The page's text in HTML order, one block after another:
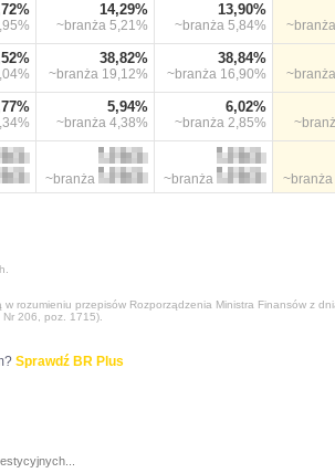
14,29%
~branża 5,21%
13,90%
~branża 5,84% ~branża
38,82%
~branża 19,12%
38,84%
~branża 16,90% ~branża
5,94%
~branża 4,38%
6,02%
~branża 2,85%
~branża ~branża ~branża
rozumieniu przepisów Rozporządzenia Ministra Finansów z
206, poz. 1715).
Sprawdź BR Plus